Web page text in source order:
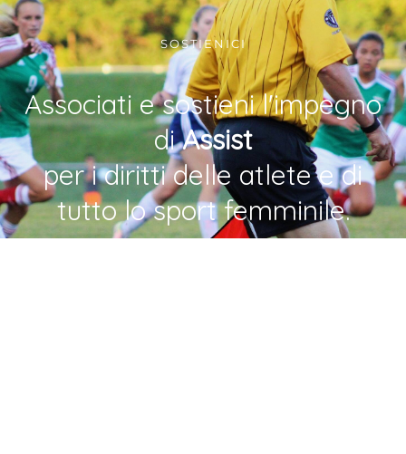
SOSTIENICI
Associati e sostieni l'impegno
diAssist
per i diritti delle atlete e di
tutto lo sport femminile.